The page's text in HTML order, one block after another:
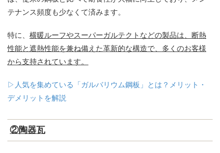
テナンス頻度も少なくて済みます。
特に、 横暖ルーフやスーパーガルテクトなどの製品は、断熱
性能と遮熱性能を兼ね備えた革新的な構造で、多くのお客様
から支持されています。
▷人気を集めている「ガルバリウム鋼板」とは？メリット・
デメリットを解説
②陶器瓦